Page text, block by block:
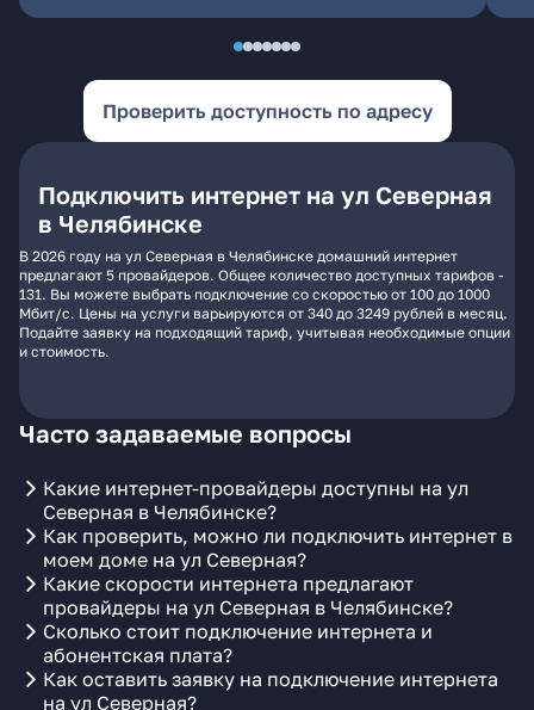
Проверить доступность по адресу
Подключить интернет на ул Северная
в Челябинске
В 2026 году на ул Северная в Челябинске домашний интернет
предлагают 5 провайдеров. Общее количество доступных тарифов -
131. Вы можете выбрать подключение со скоростью от 100 до 1000
Мбит/с. Цены на услуги варьируются от 340 до 3249 рублей в месяц.
Подайте заявку на подходящий тариф, учитывая необходимые опции
и стоимость.
Часто задаваемые вопросы
Какие интернет-провайдеры доступны на ул
Северная в Челябинске?
Как проверить, можно ли подключить интернет в
моем доме на ул Северная?
Какие скорости интернета предлагают
провайдеры на ул Северная в Челябинске?
Сколько стоит подключение интернета и
абонентская плата?
Как оставить заявку на подключение интернета
на ул Северная?